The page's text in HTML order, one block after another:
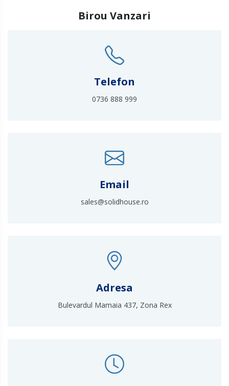
Birou Vanzari
Telefon
0736 888 999
Email
sales@solidhouse.ro
Adresa
Bulevardul Mamaia 437, Zona Rex